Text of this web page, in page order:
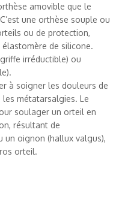
amovible que le
une orthèse souple ou
ou de protection,
de silicone.
irréductible) ou
à soigner les douleurs de
métatarsalgies. Le
soulager un orteil en
résultant de
un oignon (hallux valgus),
orteil.